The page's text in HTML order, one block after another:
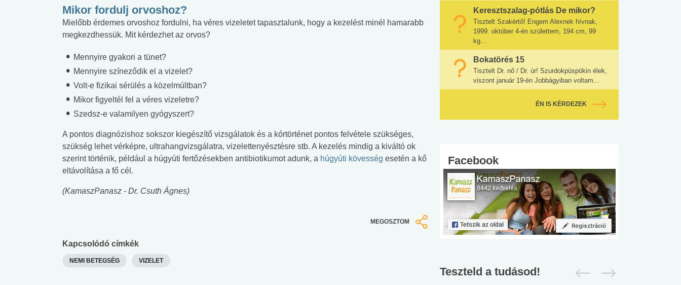
Mikor fordulj orvoshoz?
Mielőbb érdemes orvoshoz fordulni, ha véres vizeletet tapasztalunk, hogy a kezelést minél hamarabb
megkezdhessük. Mit kérdezhet az orvos?
Mennyire gyakori a tünet?
Mennyire színeződik el a vizelet?
Volt-e fizikai sérülés a közelmúltban?
Mikor figyeltél fel a véres vizeletre?
Szedsz-e valamilyen gyógyszert?
A pontos diagnózishoz sokszor kiegészítő vizsgálatok és a kórtörténet pontos felvétele szükséges,
szükség lehet vérképre, ultrahangvizsgálatra, vizelettenyésztésre stb. A kezelés mindig a kiváltó ok
szerint történik, például a húgyúti fertőzésekben antibiotikumot adunk, a húgyúti kövesség esetén a kő
eltávolítása a fő cél.
(KamaszPanasz - Dr. Csuth Ágnes)
MEGOSZTOM
Kapcsolódó címkék
NEMI BETEGSÉG VIZELET
Keresztszalag-pótlás De mikor?
Tisztelt Szakértő! Engem Alexnek hívnak,
1999. október 4-én születtem, 194 cm, 99
kg...
Bokatörés 15
Tisztelt Dr. nő / Dr. úr! Szurdokpüspökin élek,
viszont január 19-én Jobbágyiban voltam...
ÉN IS KÉRDEZEK
Facebook
Teszteld a tudásod!